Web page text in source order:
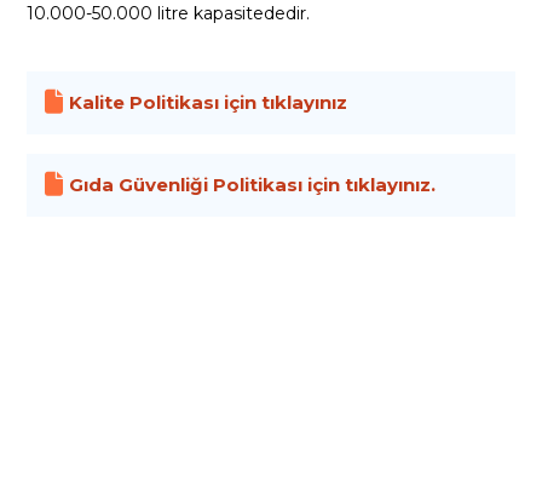
10.000-50.000 litre kapasitededir.
Kalite Politikası için tıklayınız
Gıda Güvenliği Politikası için tıklayınız.